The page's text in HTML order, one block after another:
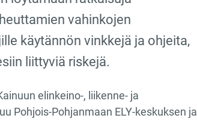
vahinkojen
käytännön vinkkejä ja ohjeita,
liittyviä riskejä.
elinkeino-, liikenne- ja
Pohjois-Pohjanmaan ELY-keskuksen ja